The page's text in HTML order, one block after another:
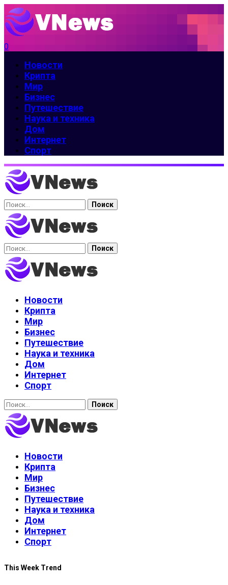
0
Новости
Крипта
Мир
Бизнес
Путешествие
Наука и техника
Дом
Интернет
Спорт
Найти:
Найти:
Новости
Крипта
Мир
Бизнес
Путешествие
Наука и техника
Дом
Интернет
Спорт
Найти:
Новости
Крипта
Мир
Бизнес
Путешествие
Наука и техника
Дом
Интернет
Спорт
This Week Trend